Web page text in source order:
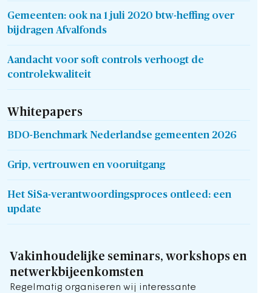
Gemeenten: ook na 1 juli 2020 btw-heffing over
bijdragen Afvalfonds
Aandacht voor soft controls verhoogt de
controlekwaliteit
Whitepapers
BDO-Benchmark Nederlandse gemeenten 2026
Grip, vertrouwen en vooruitgang
Het SiSa-verantwoordingsproces ontleed: een
update
Vakinhoudelijke seminars, workshops en
netwerkbijeenkomsten
Regelmatig organiseren wij interessante